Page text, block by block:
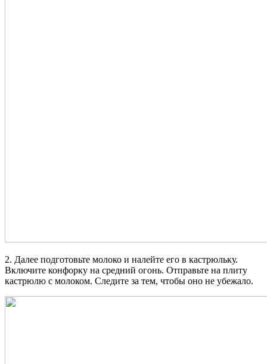
2. Далее подготовьте молоко и налейте его в кастрюльку.
Включите конфорку на средний огонь. Отправьте на плиту
кастрюлю с молоком. Следите за тем, чтобы оно не убежало.